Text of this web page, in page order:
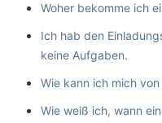
Woher bekomme ich
Ich hab den
keine Aufgaben.
Wie kann ich mich
Wie weiß ich, wann